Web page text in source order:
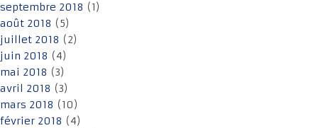
septembre 2018 (1)
août 2018 (5)
juillet 2018 (2)
juin 2018 (4)
mai 2018 (3)
avril 2018 (3)
mars 2018 (10)
février 2018 (4)